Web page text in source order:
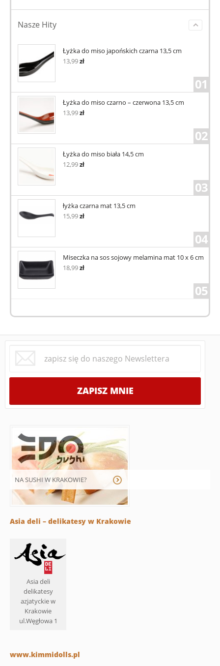
Nasze Hity
Łyżka do miso japońskich czarna 13,5 cm
13,99zł
01
Łyżka do miso czarno – czerwona 13,5 cm
13,99zł
02
Łyżka do miso biała 14,5 cm
12,99zł
03
łyżka czarna mat 13,5 cm
15,99zł
04
Miseczka na sos sojowy melamina mat 10 x 6 cm
18,99zł
05
NA SUSHI W KRAKOWIE?
Asia deli – delikatesy w Krakowie
Asia deli
delikatesy
azjatyckie w
Krakowie
ul.Węgłowa 1
www.kimmidolls.pl